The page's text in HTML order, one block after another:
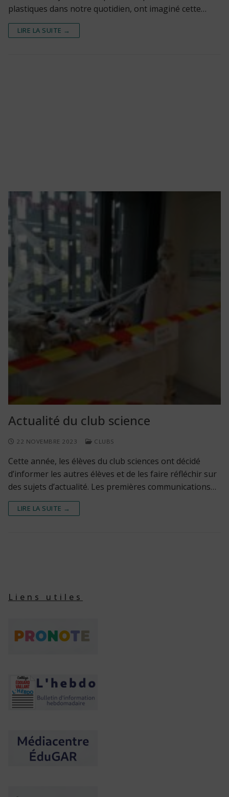
plastiques dans notre quotidien, ont imaginé cette…
LIRE LA SUITE →
Actualité du club science
22 NOVEMBRE 2023 CLUBS
Cette année, les élèves du club sciences ont décidé
d’informer les autres élèves et de les faire réfléchir sur
des sujets d’actualité. Les premières communications…
LIRE LA SUITE →
Liens utiles